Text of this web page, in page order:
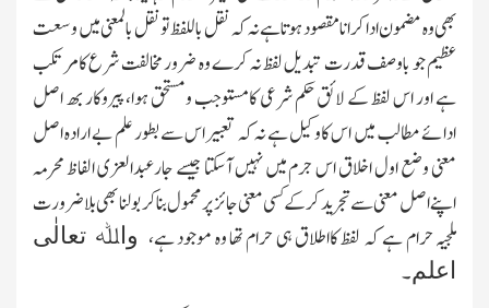
بھی وہ مضمون ادا کرانا مقصود ہوتاہے نہ کہ نقل باللفظ تونقل بالمعنی میں وسعت
عظیم جو باوصف قدرت تبدیل لفظ نہ کرے وہ ضرور مخالفت شرع کامرتکب
ہے اور اس لفظ کے لائق حکم شرعی کامستوجب ومستحق ہوا،پیروکار بھ اصل
ادائے مطالب میں اس کاوکیل ہے نہ کہ تعبیر اس سے بطور علم بے ارادہ اصل
معنی وضع اول اخلاق اس جرم میں نہیں آسکتا جیسے جارعبدالعزی الفاظ محرمہ
اپنے اصل معنی سے تجرید کرکے کسی معنی جائز پرمحمول بناکر بولنا بھی بلاضرورت
ملجیہ حرام ہے کہ لفظ کااطلاق ہی حرام تھا وہ موجود ہے، واﷲ تعالٰی
اعلم۔